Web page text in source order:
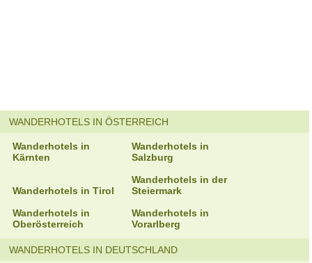
WANDERHOTELS IN ÖSTERREICH
Wanderhotels in
Kärnten
Wanderhotels in
Salzburg
Wanderhotels in Tirol
Wanderhotels in der
Steiermark
Wanderhotels in
Oberösterreich
Wanderhotels in
Vorarlberg
WANDERHOTELS IN DEUTSCHLAND